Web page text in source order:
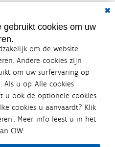
gebruikt cookies om uw
om de website
Andere cookies zijn
om uw surfervaring op
u op ‘Alle cookies
u ook de optionele cookies.
cookies u aanvaardt? Klik
Meer info leest u in het
CIW.
is een
Vlaamse
Integraal
Waterbeleid (CIW) is een